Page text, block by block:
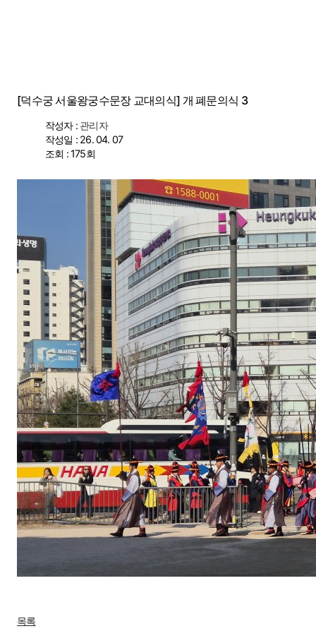
[덕수궁 서울왕궁수문장 교대의식] 개 폐문의식 3
작성자 : 관리자
작성일 : 26. 04. 07
조회 : 175회
목록